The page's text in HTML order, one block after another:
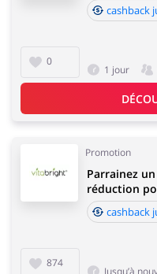
0
cashback
1 jour
Promotion
874
Parrainez
réduction
cashback
Jusqu’à